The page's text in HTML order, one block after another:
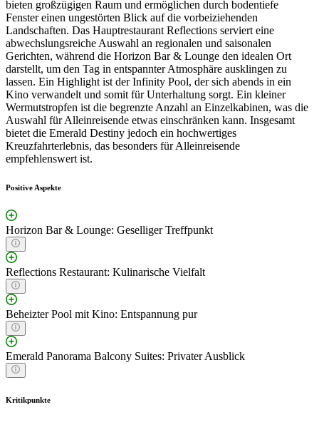
bieten großzügigen Raum und ermöglichen durch bodentiefe
Fenster einen ungestörten Blick auf die vorbeiziehenden
Landschaften. Das Hauptrestaurant Reflections serviert eine
abwechslungsreiche Auswahl an regionalen und saisonalen
Gerichten, während die Horizon Bar & Lounge den idealen Ort
darstellt, um den Tag in entspannter Atmosphäre ausklingen zu
lassen. Ein Highlight ist der Infinity Pool, der sich abends in ein
Kino verwandelt und somit für Unterhaltung sorgt. Ein kleiner
Wermutstropfen ist die begrenzte Anzahl an Einzelkabinen, was die
Auswahl für Alleinreisende etwas einschränken kann. Insgesamt
bietet die Emerald Destiny jedoch ein hochwertiges
Kreuzfahrterlebnis, das besonders für Alleinreisende
empfehlenswert ist.
Positive Aspekte
Horizon Bar & Lounge: Geselliger Treffpunkt
Reflections Restaurant: Kulinarische Vielfalt
Beheizter Pool mit Kino: Entspannung pur
Emerald Panorama Balcony Suites: Privater Ausblick
Kritikpunkte